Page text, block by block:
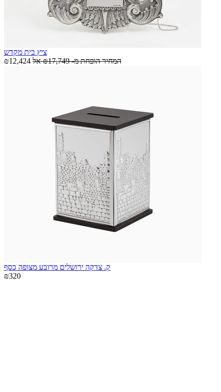
ציץ בית מקדש
₪12,424
המחיר הופחת מ-₪17,749 אל
ק. צדקה ירושלים מרובע מצופה כסף
₪320